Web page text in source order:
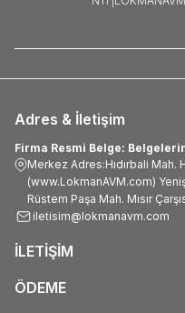
Adres & İletişim
Firma Resmi Belge:
Merkez Adres:Hıdırbali Mah.
(www.LokmanAVM.com)
Rüstem Paşa Mah. Mısır
iletisim@lokmanavm.com
İLETİŞİM
ÖDEME